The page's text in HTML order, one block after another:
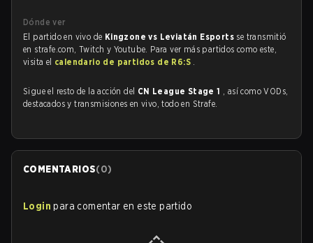
Dónde ver
El partido en vivo de Kingzone vs Leviatán Esports se transmitió
en strafe.com, Twitch y Youtube. Para ver más partidos como este,
visita el calendario de partidos de R6:S .
Sigue el resto de la acción del CN League Stage 1 , así como VODs,
destacados y transmisiones en vivo, todo en Strafe.
COMENTARIOS(0)
Login para comentar en este partido